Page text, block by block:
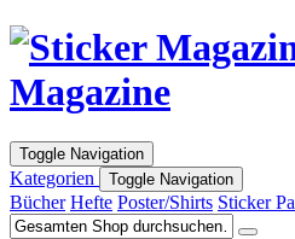
Magazine
Toggle Navigation
Kategorien Toggle Navigation
Bücher Hefte Poster/Shirts Sticker